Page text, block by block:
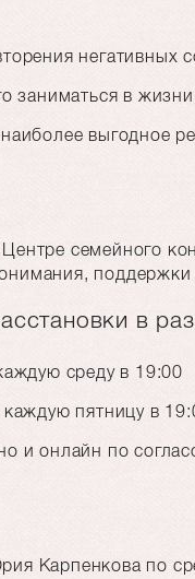
негативных
заниматься в
выгодное
семейного
в
среду в 19:00
каждую пятницу в
и онлайн по
Карпенкова по